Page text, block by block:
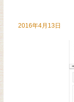
2016年4月13日